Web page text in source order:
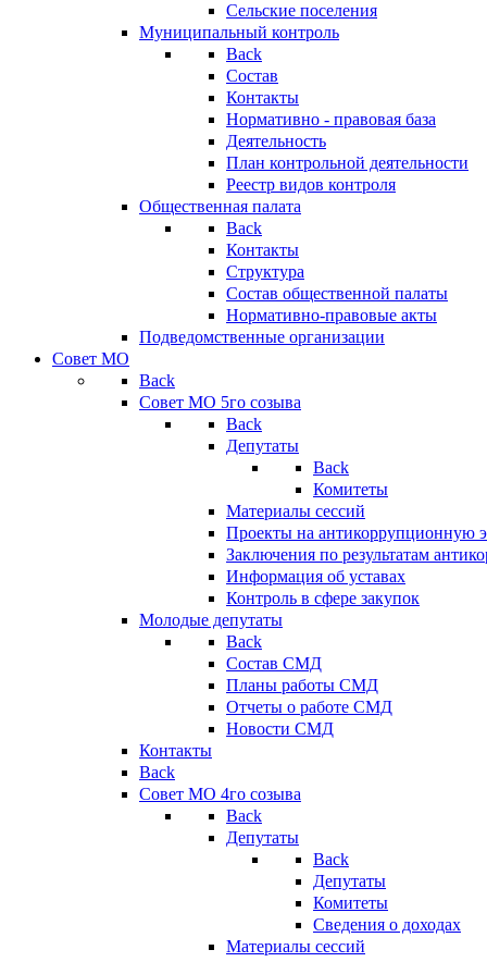
Сельские поселения
Муниципальный контроль
Back
Состав
Контакты
Нормативно - правовая база
Деятельность
План контрольной деятельности
Реестр видов контроля
Общественная палата
Back
Контакты
Структура
Состав общественной палаты
Нормативно-правовые акты
Подведомственные организации
Совет МО
Back
Совет МО 5го созыва
Back
Депутаты
Back
Комитеты
Материалы сессий
Проекты на антикоррупционную
Заключения по результатам
Информация об уставах
Контроль в сфере закупок
Молодые депутаты
Back
Состав СМД
Планы работы СМД
Отчеты о работе СМД
Новости СМД
Контакты
Back
Совет МО 4го созыва
Back
Депутаты
Back
Депутаты
Комитеты
Сведения о доходах
Материалы сессий